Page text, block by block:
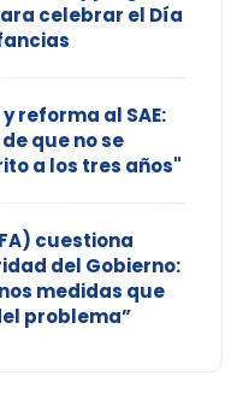
celebrar el Día
reforma al SAE:
que no se
a los tres años"
cuestiona
del Gobierno:
medidas que
problema”